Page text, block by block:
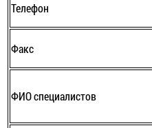
Телефон
Факс
ФИО специалистов